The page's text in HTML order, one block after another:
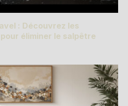
: Découvrez les
éliminer le salpêtre